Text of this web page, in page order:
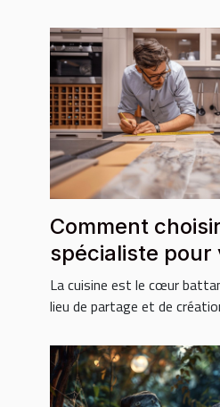
Comment
spécialiste pour
sur mesure
La cuisine est le cœur
lieu de partage et de